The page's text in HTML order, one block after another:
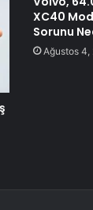
XC40
Sorunu
Ağustos 4,